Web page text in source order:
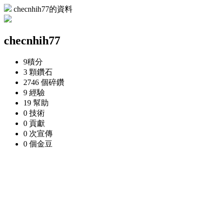
checnhih77的資料
checnhih77
9積分
3 顆鑽石
2746 個碎鑽
9 經驗
19 幫助
0 技術
0 貢獻
0 次宣傳
0 個金豆